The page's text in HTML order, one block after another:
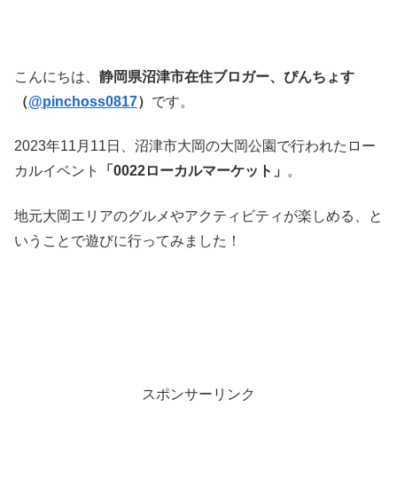
こんにちは、 静岡県沼津市在住ブロガー、ぴんちょす
（@pinchoss0817） です。
2023年11月11日、沼津市大岡の大岡公園で行われたロー
カルイベント
「0022ローカルマーケット」 。
地元大岡エリアのグルメやアクティビティが楽しめる、と
いうことで遊びに行ってみました！
スポンサーリンク